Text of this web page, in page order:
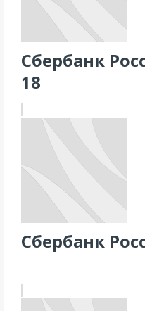
Сбербанк
18
Сбербанк